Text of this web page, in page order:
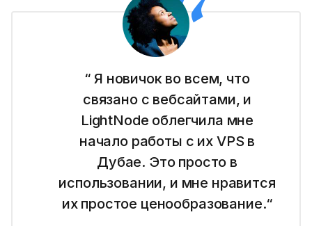
“ Я новичок во всем, что
связано с вебсайтами, и
LightNode облегчила мне
начало работы с их VPS в
Дубае. Это просто в
использовании, и мне нравится
их простое ценообразование.“